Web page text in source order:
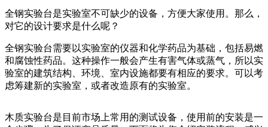
全钢实验台是实验室不可缺少的设备，方便大家使用。那么，
对它的设计要求是什么呢？
全钢实验台需要以实验室的仪器和化学药品为基础，包括易燃
和腐蚀性药品。这种操作一般会产生有害气体或蒸气，所以实
验室的建筑结构、环境、室内设施都要有相应的要求。可以考
虑筹建新的实验室，或者改造原有的实验室。
木质实验台是目前市场上常用的测试设备，使用前的安装是一